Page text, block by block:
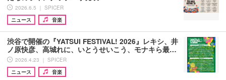
2026.6.5 ｜ SPICER
ニュース
音楽
渋谷で開催の『YATSUI FESTIVAL! 2026』レキシ、井
ノ原快彦、高城れに、いとうせいこう、モナキら最…
2026.4.23 ｜ SPICER
ニュース
音楽